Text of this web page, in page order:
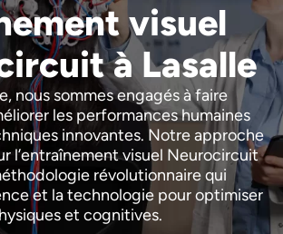
visuel
à Lasalle
nous sommes engagés à faire
les performances humaines
innovantes. Notre approche
l’entraînement visuel Neurocircuit
révolutionnaire qui
et la technologie pour optimiser
et cognitives.